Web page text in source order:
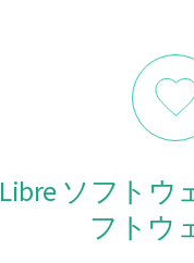
Libre ソフトウ
フトウ